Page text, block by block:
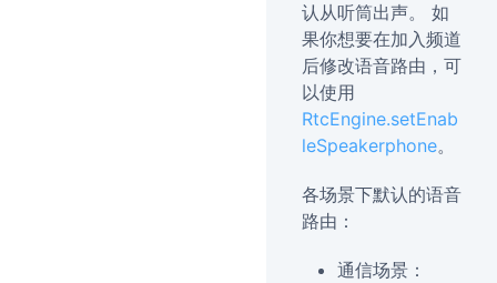
认从听筒出声。 如
果你想要在加入频道
后修改语音路由，可
以使用
RtcEngine.setEnab
leSpeakerphone。
各场景下默认的语音
路由：
通信场景：